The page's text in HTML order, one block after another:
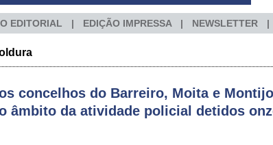
EDITORIAL EDIÇÃO IMPRESSA NEWSLETTER
concelhos do Barreiro, Moita e Montijo
âmbito da atividade policial detidos